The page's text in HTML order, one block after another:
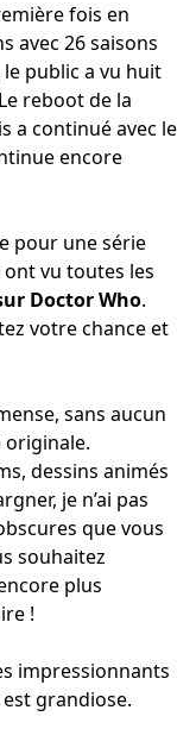
fois en
avec 26 saisons
public a vu huit
reboot de la
a continué avec le
encore
pour une série
ont vu toutes les
Doctor Who.
votre chance et
sans aucun
originale.
dessins animés
je n’ai pas
que vous
souhaitez
plus
!
impressionnants
grandiose.